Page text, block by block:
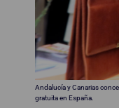
Andalucía y Canarias
gratuita en España.